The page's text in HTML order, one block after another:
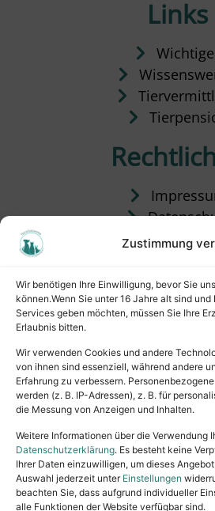
Zustimmung
Wir benötigen Ihre Einwilligung, bevor Sie
können.Wenn Sie unter 16 Jahre alt sind
Services geben möchten, müssen Sie Ihre
Erlaubnis bitten.
Wir verwenden Cookies und andere
von ihnen sind essenziell, während andere
Erfahrung zu verbessern.
werden (z. B. IP-Adressen), z. B. für
die Messung von Anzeigen und Inhalten.
Weitere Informationen über die Verwendung
Datenschutzerklärung. Es besteht keine
Ihrer Daten einzuwilligen, um dieses
Auswahl jederzeit unter Einstellungen
beachten Sie, dass aufgrund individueller
alle Funktionen der Website verfügbar sind.
Links
Satzung
Copyright © 2024. All
Tel.: (02631) 55356
Ludwigshof 1,